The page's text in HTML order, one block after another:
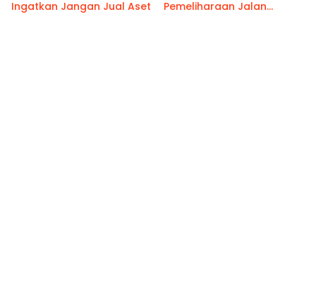
Ingatkan Jangan Jual Aset
Pemeliharaan Jalan